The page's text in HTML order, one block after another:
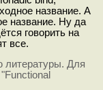
название. А
название. Ну да
говорить на
все.
литературы. Для